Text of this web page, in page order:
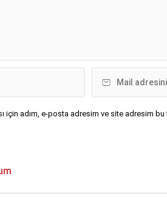
için adım, e-posta adresim ve site adresim bu